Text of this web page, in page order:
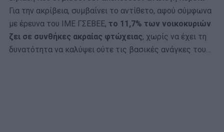
Για την ακρίβεια, συμβαίνει το αντίθετο, αφού σύμφωνα
με έρευνα του ΙΜΕ ΓΣΕΒΕΕ, το 11,7% των νοικοκυριών
ζει σε συνθήκες ακραίας φτώχειας, χωρίς να έχει τη
δυνατότητα να καλύψει ούτε τις βασικές ανάγκες του…